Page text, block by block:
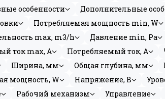
особенности
Дополнительные
Потребляемая мощность min, W
max, m3/h
Давление min, Pa
ток max, A
Потребляемый ток, A
Ширина, мм Общая глубина, мм
мощность, W
Напряжение, В
Рабочий механизм Управление